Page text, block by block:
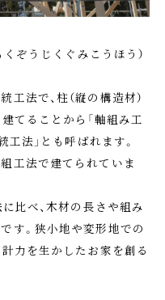
ぞうじくぐみこうほう）
法で、柱（縦の構造材）
てることから「軸組み工
工法」とも呼ばれます。
工法で建てられていま
比べ、木材の長さや組み
す。狭小地や変形地での
力を生かしたお家を創る